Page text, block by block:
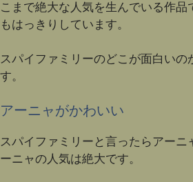
こまで絶大な人気を生んでいる作品
もはっきりしています。
スパイファミリーのどこが面白いの
す。
アーニャがかわいい
スパイファミリーと言ったらアーニ
ーニャの人気は絶大です。